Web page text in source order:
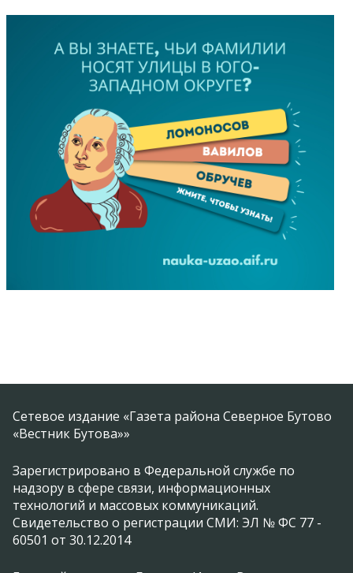
Сетевое издание «Газета района Северное Бутово
«Вестник Бутова»»
Зарегистрировано в Федеральной службе по
надзору в сфере связи, информационных
технологий и массовых коммуникаций.
Свидетельство о регистрации СМИ: ЭЛ № ФС 77 -
60501 от 30.12.2014